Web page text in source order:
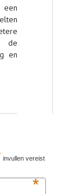
een
de
en
invullen vereist
*